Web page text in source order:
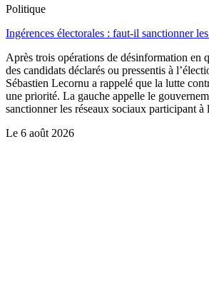
Politique
Ingérences électorales : faut-il sanctionner
Après trois opérations de désinformation en
des candidats déclarés ou pressentis à
Sébastien Lecornu a rappelé que la lutte
une priorité. La gauche appelle le
sanctionner les réseaux sociaux participant
Le 6 août 2026